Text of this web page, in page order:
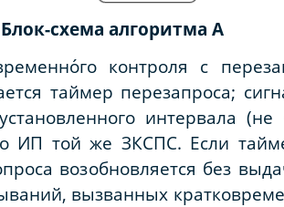
схема алгоритма А
контроля с
таймер перезапроса;
интервала (не
ИП той же ЗКСПС. Если
возобновляется без
вызванных